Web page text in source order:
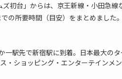
台」からは、京王新線・小田急線
の所要時間（目安）をまとめました。
一駅先で新宿駅に到着。日本最大の
・ショッピング・エンターテインメ